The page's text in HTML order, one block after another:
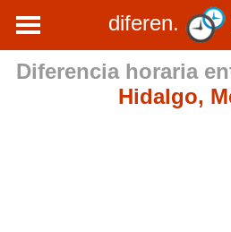
diferen.
Diferencia horaria
Hidalgo,